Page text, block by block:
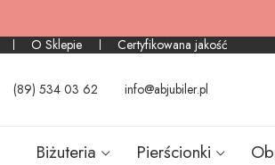
O Sklepie
Certyfikowana jakość
(89) 534 03 62 info@abjubiler.pl
Biżuteria Pierścionki